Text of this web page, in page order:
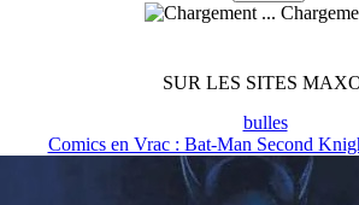
SUR LES SITES
bulles
Comics en Vrac : Bat-Man Second